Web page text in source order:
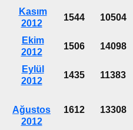
Kasım
2012
1544 10504
Ekim
2012
1506 14098
Eylül
2012
1435 11383
Ağustos
2012
1612 13308